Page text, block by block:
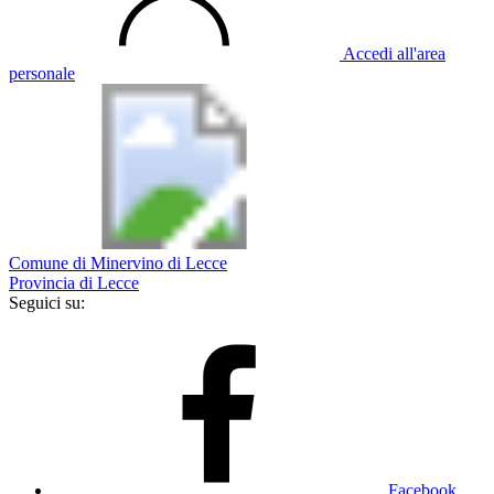
Accedi all'area
personale
Comune di Minervino di Lecce
Provincia di Lecce
Seguici su:
Facebook